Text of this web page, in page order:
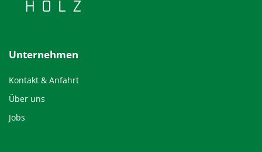
Unternehmen
Kontakt & Anfahrt
Über uns
Jobs